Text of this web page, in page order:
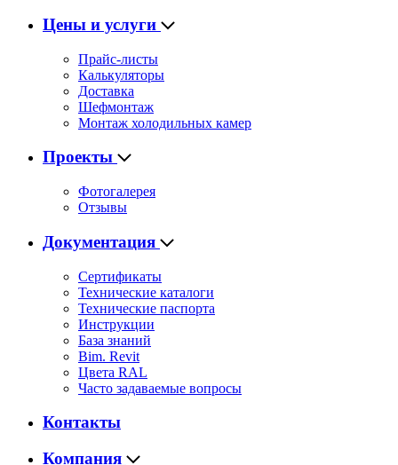
Цены и услуги
Прайс-листы
Калькуляторы
Доставка
Шефмонтаж
Монтаж холодильных камер
Проекты
Фотогалерея
Отзывы
Документация
Сертификаты
Технические каталоги
Технические паспорта
Инструкции
База знаний
Bim. Revit
Цвета RAL
Часто задаваемые вопросы
Контакты
Компания